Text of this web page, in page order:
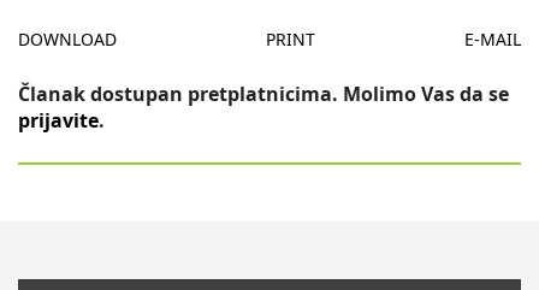
DOWNLOAD PRINT E-MAIL
Članak dostupan pretplatnicima. Molimo Vas da se
prijavite.